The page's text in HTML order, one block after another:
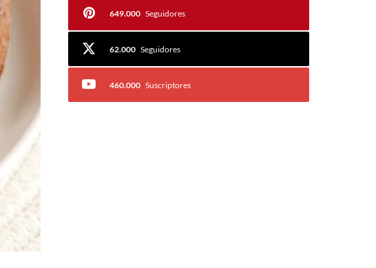
649.000 Seguidores
62.000 Seguidores
460.000 Suscriptores